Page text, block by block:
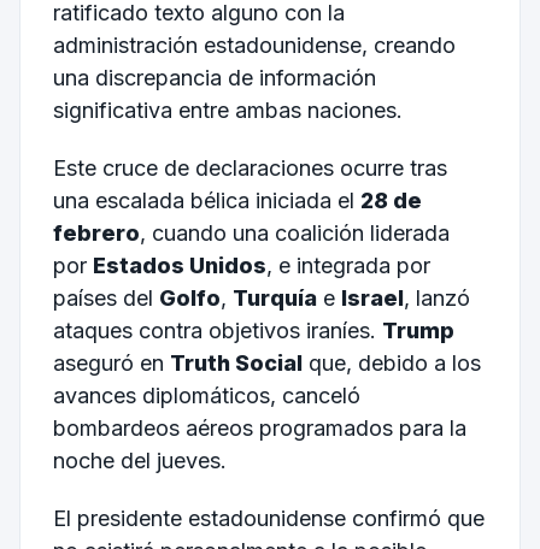
ratificado texto alguno con la
administración estadounidense, creando
una discrepancia de información
significativa entre ambas naciones.
Este cruce de declaraciones ocurre tras
una escalada bélica iniciada el 28 de
febrero, cuando una coalición liderada
por Estados Unidos, e integrada por
países del Golfo, Turquíae Israel, lanzó
ataques contra objetivos iraníes. Trump
aseguró en Truth Socialque, debido a los
avances diplomáticos, canceló
bombardeos aéreos programados para la
noche del jueves.
El presidente estadounidense confirmó que